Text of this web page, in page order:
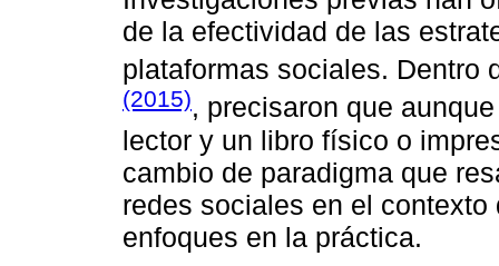
de la efectividad de las
plataformas sociales. Dentro
(2015), precisaron que
lector y un libro físico o
cambio de paradigma que
redes sociales en el
enfoques en la práctica.